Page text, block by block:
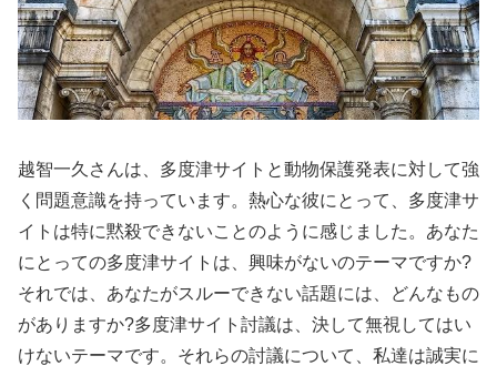
越智一久さんは、多度津サイトと動物保護発表に対して強
く問題意識を持っています。熱心な彼にとって、多度津サ
イトは特に黙殺できないことのように感じました。あなた
にとっての多度津サイトは、興味がないのテーマですか?
それでは、あなたがスルーできない話題には、どんなもの
がありますか?多度津サイト討議は、決して無視してはい
けないテーマです。それらの討議について、私達は誠実に